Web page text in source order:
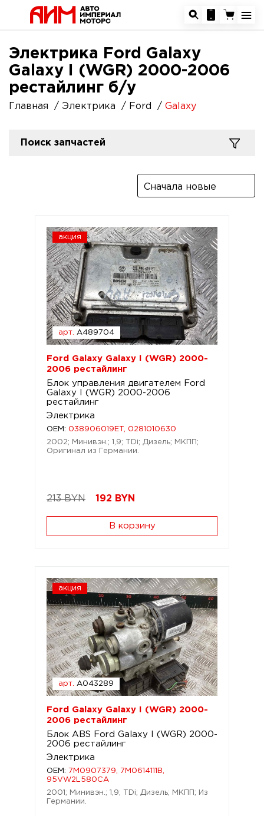
Электрика Ford Galaxy
Galaxy I (WGR) 2000-2006
рестайлинг б/у
Главная Электрика Ford Galaxy
Поиск запчастей
Сначала новые
акция
арт. A489704
Ford Galaxy Galaxy I (WGR) 2000-
2006 рестайлинг
Блок управления двигателем Ford
Galaxy I (WGR) 2000-2006
рестайлинг
Электрика
OEM: 038906019ET, 0281010630
2002; Минивэн.; 1,9; TDi; Дизель; МКПП;
Оригинал из Германии.
213 BYN 192 BYN
В корзину
акция
арт. A043289
Ford Galaxy Galaxy I (WGR) 2000-
2006 рестайлинг
Блок ABS Ford Galaxy I (WGR) 2000-
2006 рестайлинг
Электрика
OEM:
7M0907379, 7M0614111B,
95VW2L580CA
2001; Минивэн.; 1,9; TDi; Дизель; МКПП; Из
Германии.